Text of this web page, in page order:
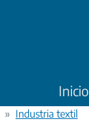
Inicio
Industria textil